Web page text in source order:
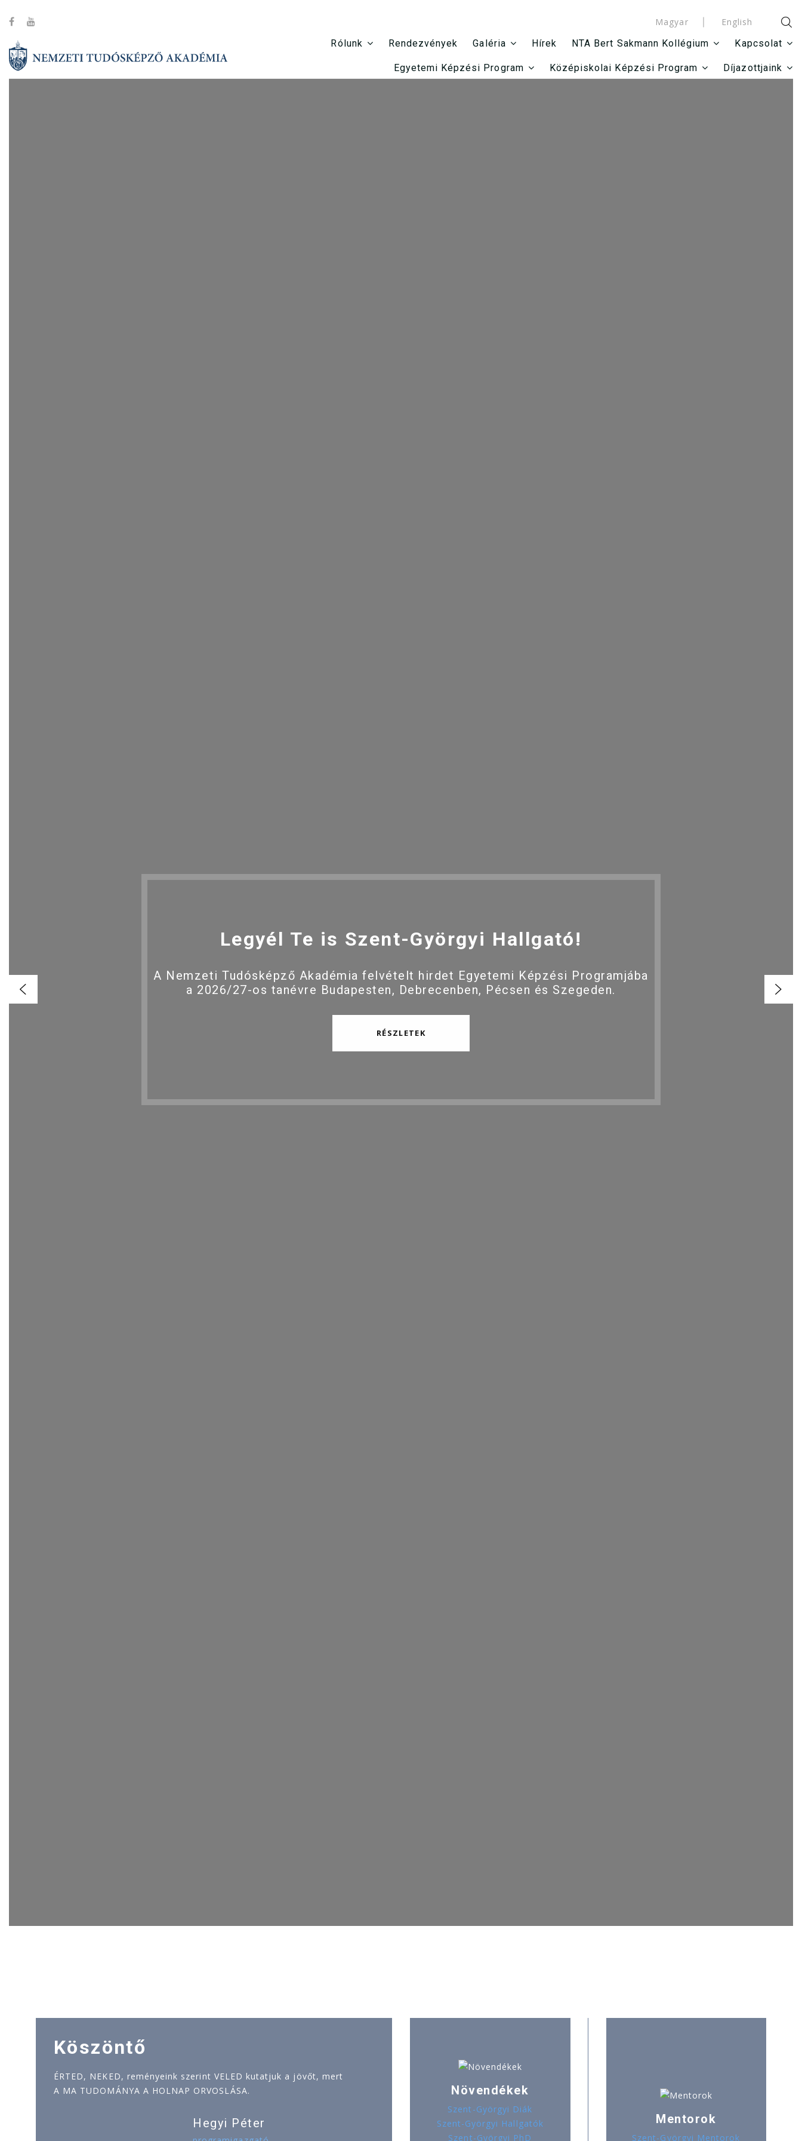
Magyar
English
Rólunk
Rendezvények Galéria Hírek NTA Bert Sakmann Kollégium Kapcsolat
Egyetemi Képzési Program Középiskolai Képzési Program Díjazottjaink
Legyél Te is Szent-Györgyi Hallgató!
A Nemzeti Tudósképző Akadémia felvételt hirdet Egyetemi Képzési Programjába
a 2026/27-os tanévre Budapesten, Debrecenben, Pécsen és Szegeden.
RÉSZLETEK
Köszöntő
ÉRTED, NEKED, reményeink szerint VELED kutatjuk a jövőt, mert
A MA TUDOMÁNYA A HOLNAP ORVOSLÁSA.
Hegyi Péter
Növendékek
Szent-Györgyi Diák
Szent-Györgyi Hallgatók
Szent-Györgyi PhD
Mentorok
Szent-Györgyi Mentorok